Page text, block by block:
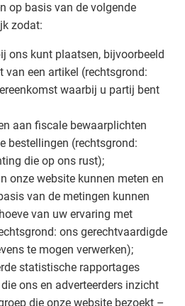
op basis van de volgende
zodat:
ons kunt plaatsen, bijvoorbeeld
van een artikel (rechtsgrond:
waarbij u partij bent
aan fiscale bewaarplichten
bestellingen (rechtsgrond:
die op ons rust);
onze website kunnen meten en
van de metingen kunnen
van uw ervaring met
ons gerechtvaardigde
te mogen verwerken);
statistische rapportages
ons en adverteerders inzicht
die onze website bezoekt –